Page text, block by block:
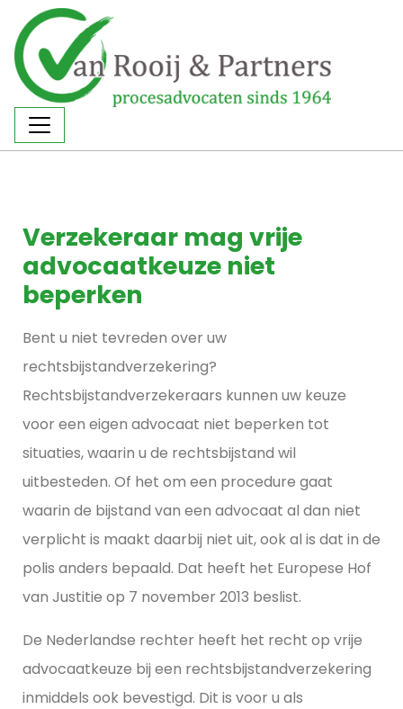
Verzekeraar mag vrije
advocaatkeuze niet
beperken
Bent u niet tevreden over uw
rechtsbijstandverzekering?
Rechtsbijstandverzekeraars kunnen uw keuze
voor een eigen advocaat niet beperken tot
situaties, waarin u de rechtsbijstand wil
uitbesteden. Of het om een procedure gaat
waarin de bijstand van een advocaat al dan niet
verplicht is maakt daarbij niet uit, ook al is dat in de
polis anders bepaald. Dat heeft het Europese Hof
van Justitie op 7 november 2013 beslist.
De Nederlandse rechter heeft het recht op vrije
advocaatkeuze bij een rechtsbijstandverzekering
inmiddels ook bevestigd. Dit is voor u als